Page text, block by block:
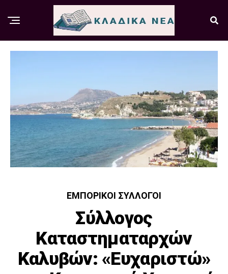
ΕΜΠΟΡΙΚΟΊ ΣΎΛΛΟΓΟΙ
Σύλλογος
Καταστηματαρχών
Καλυβών: «Ευχαριστώ»